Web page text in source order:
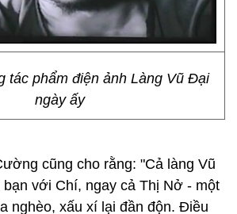
tác phẩm điện ảnh Làng Vũ Đại
ngày ấy
cũng cho rằng: "Cả làng Vũ
với Chí, ngay cả Thị Nở - một
nghèo, xấu xí lại đần độn. Điều